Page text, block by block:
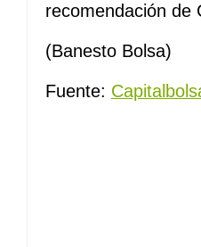
recomendación de
(Banesto Bolsa)
Fuente: